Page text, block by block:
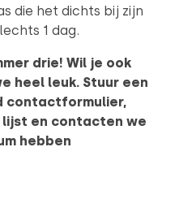
die het dichts bij zijn
1 dag.
drie! Wil je ook
heel leuk. Stuur een
contactformulier,
en contacten we
hebben